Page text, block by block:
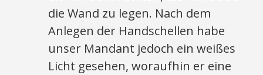
die Wand zu legen. Nach dem
Anlegen der Handschellen habe
unser Mandant jedoch ein weißes
Licht gesehen, woraufhin er eine